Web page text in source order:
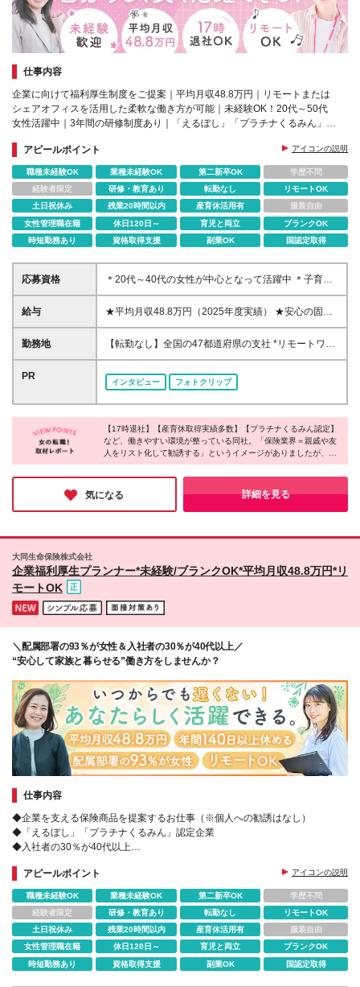
仕事内容
企業に向けて福利厚生制度をご提案｜平均月収48.8万円｜リモートまたは
シェアオフィスを活用した柔軟な働き方が可能｜未経験OK！20代～50代
女性活躍中｜3年間の研修制度あり｜「えるぼし」「プラチナくるみん」認
アピールポイント
アイコンの説明
職種未経験OK 業種未経験OK 第二新卒OK
学歴不問
経験者限定
研修・教育あり 転勤なし
リモートOK
土日祝休み
残業20時間以内 産育休活用有
服装自由
女性管理職在籍
休日120日～ 育児と両立
ブランクOK
時短勤務あり
資格取得支援 副業OK 国認定取得
応募資格
＊20代～40代の女性が中心となって活躍中 ＊子育て
しながら働く方も多数在籍 ＊未経験者も歓迎 ◆高卒
以上 ◆社会人経験をお持ちの方 - 業界・業種・職種・
います！» ◇無理のない働き方をしたい …お客さま先
への直行直帰OK！17時には退勤できます。 また、
業務効率も高められます。 ◇子育てとの両立を目指
収入がほしい …平均月収は48.8万円。 賞与も年2回
別途支給しています！ ◇就業ブランクを経て復帰し
たい …3年間の育成期間を設けています。 各種研修
でいちからサポートします♪
給与
★平均月収48.8万円（2025年度実績） ★安心の固定
給＋賞与年2回＋インセンティブ！手当も充実 月給21
万円～23万円＋諸手当＋インセンティブ＋賞与年2回
※単発的な売上評価だけでなく、日々の頑張りや成果
与に反映されます。 ◆東京・神奈川・千葉・埼玉・
愛知（一部）・京都・大阪・兵庫（一部）：月給23万
円以上 ◆静岡（一部）・三重・岐阜：月給22万円以
勤務地
【転勤なし】全国の47都道府県の支社 *リモートワー
クまたはシェアオフィスを活用した柔軟な働き方が可
能 *お住まいや希望に合わせて配属 *U・Iターン歓迎 *
ご自身の都合で転居が必要になった場合の異動も可能
★リモートワークについて リモートワークのインフ
ラ（PC・携帯の無料貸与）・教育体制が充実してい
ます。当社では、お客さまのご要望に応じて、訪問・
対面による面談や非接触型のWeb面談も実施してお
り、「ハイブリッドな営業スタイル」を推進！ ★直
行直帰OK 自宅からお客さま企業に直接訪問したり、
滞在が長くなり遅くなった際は直接帰宅も可能です。
子育てに配慮した柔軟な出退勤制度を取り入れていま
阪：奈良/京都/兵庫/和歌山/滋賀 ◆中国・四国：広島/
縄：福岡/長崎/佐賀/熊本/鹿児島/大分/宮崎/沖縄 (変更
PR
インタビュー フォトクリップ
【17時退社】【産育休取得実績多数】【プラチナくるみん認定】
など、働きやすい環境が整っている同社。「保険業界＝親戚や友
人をリスト化して勧誘する」というイメージがありましたが、実
際は知人へのアプローチは一切不要とのこと。会社全体で女性の
活躍を後押ししており、女性がイキイキと活躍されていました！
無理なく自分らしく働ける仕組みがあり、ライフステージが変わ
っても安心して働き続けられる環境に魅力を感じました◎
気になる 詳細を見る
大同生命保険株式会社
企業福利厚生プランナー*未経験/ブランクOK*平均月収48.8万円*リ
モートOK
＼配属部署の93％が女性＆入社者の30％が40代以上／
“安心して家族と暮らせる”働き方をしませんか？
仕事内容
◆企業を支える保険商品を提案するお仕事（※個人への勧誘はなし）
◆「えるぼし」「プラチナくるみん」認定企業
◆入社者の30％が40代以上
アピールポイント
アイコンの説明
職種未経験OK 業種未経験OK 第二新卒OK
学歴不問
経験者限定
研修・教育あり 転勤なし
リモートOK
土日祝休み
残業20時間以内 産育休活用有
服装自由
女性管理職在籍
休日120日～ 育児と両立
ブランクOK
時短勤務あり
資格取得支援 副業OK 国認定取得